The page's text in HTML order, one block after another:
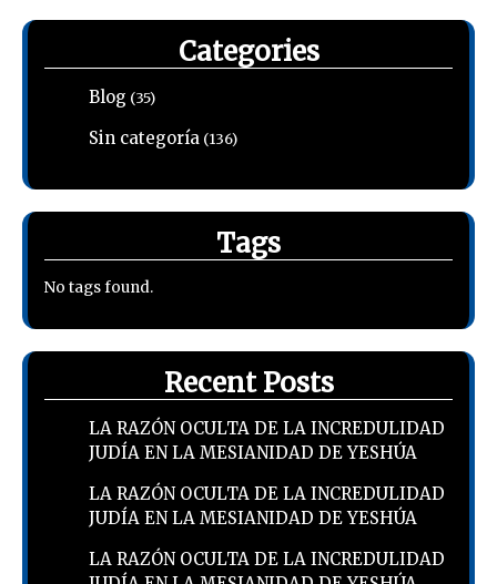
Categories
Blog (35)
Sin categoría (136)
Tags
No tags found.
Recent Posts
LA RAZÓN OCULTA DE LA INCREDULIDAD
JUDÍA EN LA MESIANIDAD DE YESHÚA
LA RAZÓN OCULTA DE LA INCREDULIDAD
JUDÍA EN LA MESIANIDAD DE YESHÚA
LA RAZÓN OCULTA DE LA INCREDULIDAD